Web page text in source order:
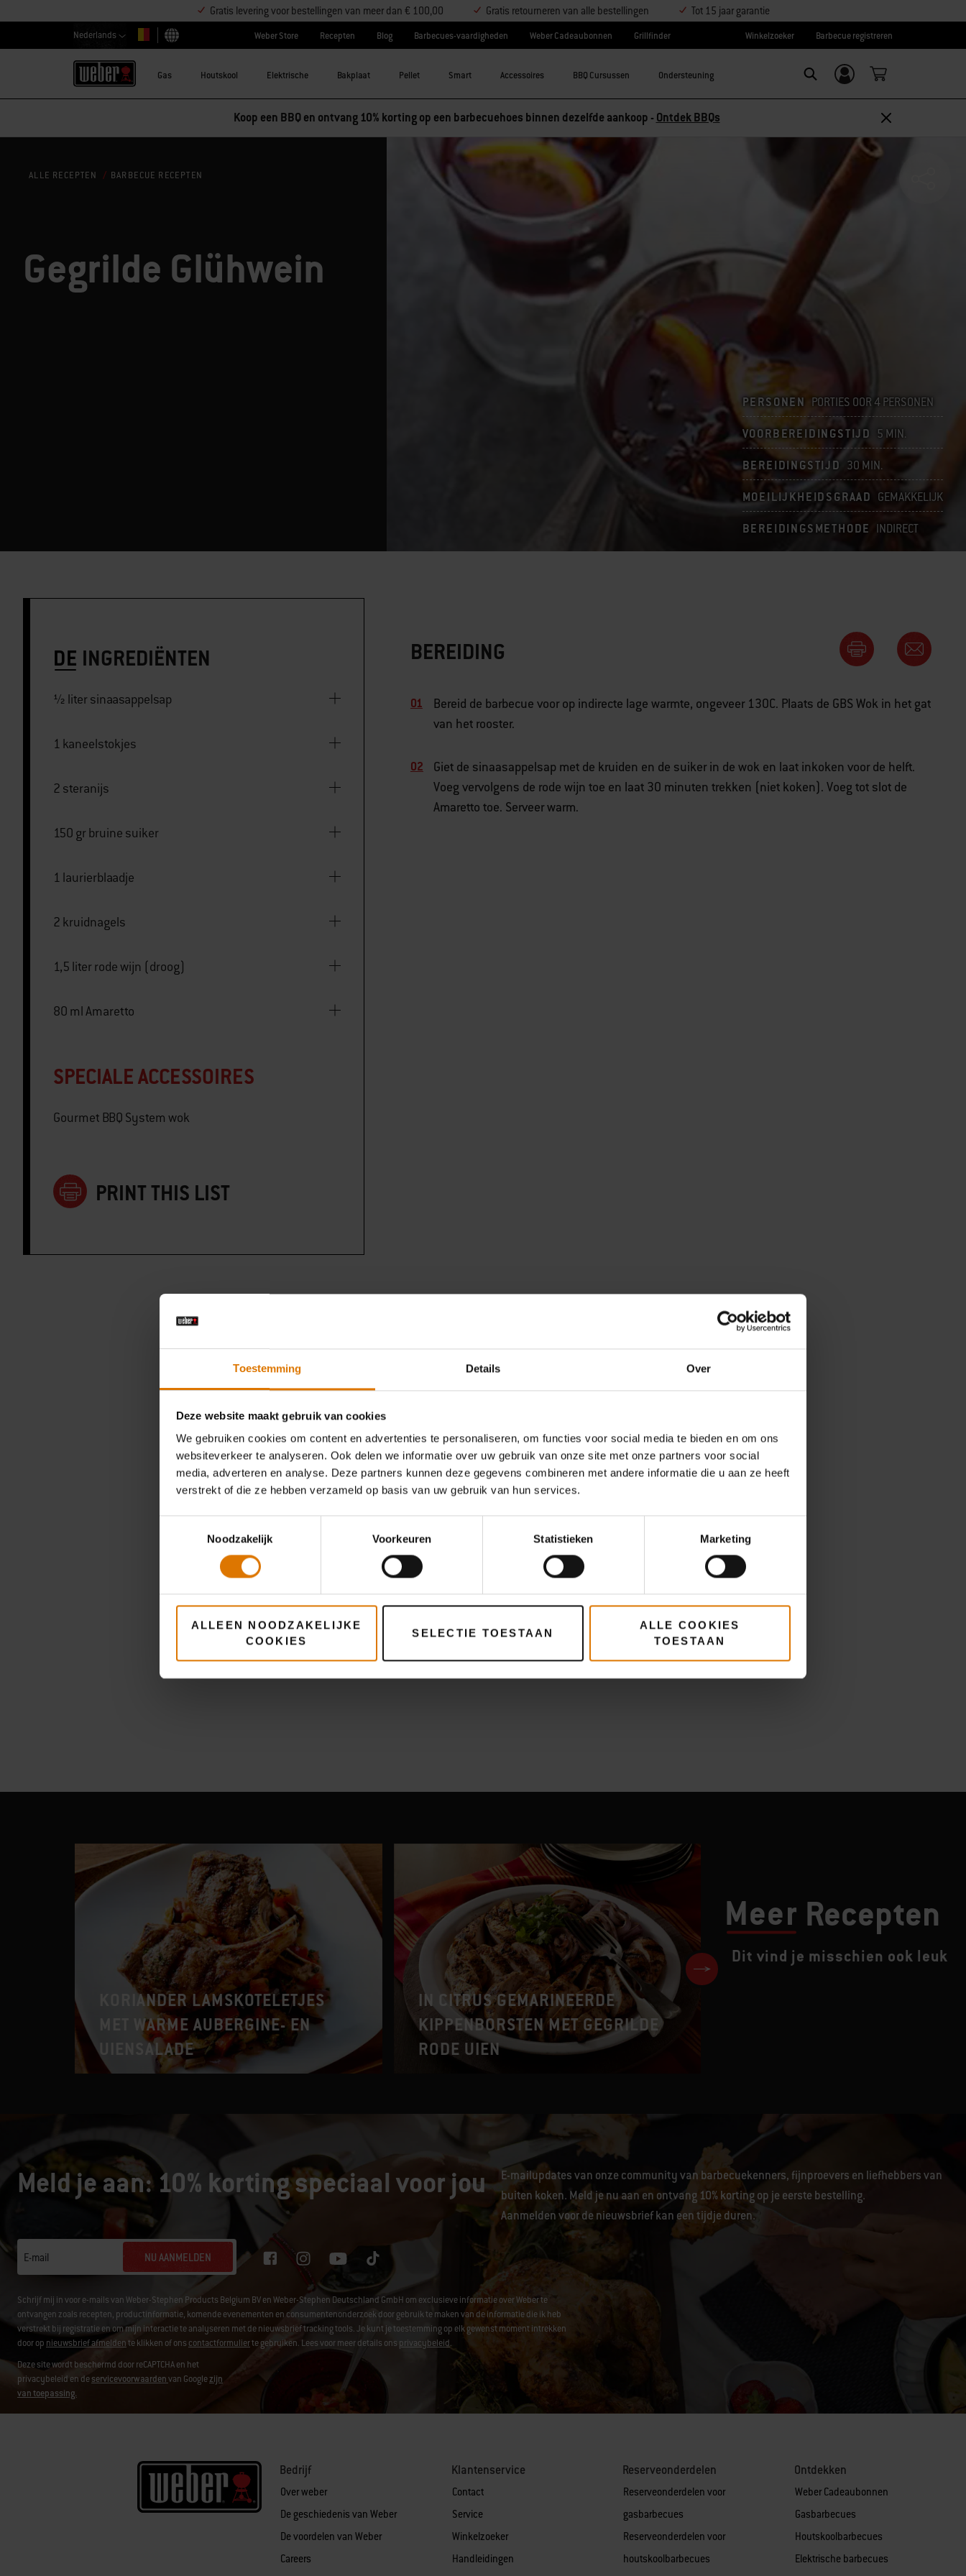
Toestemming Details Over
Deze website maakt gebruik van cookies
We gebruiken cookies om content en advertenties te personaliseren, om functies voor social media te bieden en om ons
websiteverkeer te analyseren. Ook delen we informatie over uw gebruik van onze site met onze partners voor social
media, adverteren en analyse. Deze partners kunnen deze gegevens combineren met andere informatie die u aan ze heeft
verstrekt of die ze hebben verzameld op basis van uw gebruik van hun services.
Noodzakelijk
Voorkeuren Statistieken Marketing
ALLEEN NOODZAKELIJKE
COOKIES
SELECTIE TOESTAAN
ALLE COOKIES
TOESTAAN
Gratis levering voor bestellingen van meer dan € 100,00 Gratis retourneren van alle bestellingen Tot 15 jaar garantie
Nederlands
Kies land
Weber Store Recepten Blog Barbecues-vaardigheden Weber Cadeaubonnen Grillfinder Winkelzoeker Barbecue registreren
Gas Houtskool Elektrische Bakplaat Pellet Smart Accessoires BBQ Cursussen Ondersteuning
Inloggen/
aanmelden
Korting op accessoires – Koop 2 accessoires en ontvang 5% korting, of koop 3 accessoires en ontvang 10% korting –Ontdek accessoires
ALLE RECEPTEN BARBECUE RECEPTEN
Gegrilde Glühwein
PERSONEN PORTIES OOR 4 PERSONEN
VOORBEREIDINGSTIJD 5 MIN.
BEREIDINGSTIJD 30 MIN.
MOEILIJKHEIDSGRAAD GEMAKKELIJK
BEREIDINGSMETHODE INDIRECT
DE INGREDIËNTEN
½ liter sinaasappelsap
1 kaneelstokjes
2 steranijs
150 gr bruine suiker
1 laurierblaadje
2 kruidnagels
1,5 liter rode wijn (droog)
80 ml Amaretto
SPECIALE ACCESSOIRES
Gourmet BBQ System wok
PRINT THIS LIST
BEREIDING
Bereid de barbecue voor op indirecte lage warmte, ongeveer 130C. Plaats de GBS Wok in het gat
van het rooster.
Giet de sinaasappelsap met de kruiden en de suiker in de wok en laat inkoken voor de helft.
Voeg vervolgens de rode wijn toe en laat 30 minuten trekken (niet koken). Voeg tot slot de
Amaretto toe. Serveer warm.
Aanbevolen accessoires
Meer Recepten
Dit vind je misschien ook leuk
KORIANDER LAMSKOTELETJES
MET WARME AUBERGINE- EN
UIENSALADE
IN CITRUS GEMARINEERDE
KIPPENBORSTEN MET GEGRILDE
RODE UIEN
Meld je aan: 10% korting speciaal voor jou
E-mailupdates van onze community van barbecuekenners, fijnproevers en liefhebbers van
buiten koken. Meld je nu aan en ontvang 10% korting op je eerste bestelling.
Aanmelden voor de nieuwsbrief kan een tijdje duren.
E-mail NU AANMELDEN
Schrijf mij in voor e-mails van Weber-Stephen Products Belgium BV en Weber-Stephen Deutschland GmbH om exclusieve informatie over Weber te
ontvangen zoals recepten, productinformatie, komende evenementen en consumentenonderzoek door gebruik te maken van de informatie die ik heb
verstrekt bij registratie en om mijn interactie te analyseren met de nieuwsbrief tracking tools. Je kunt je toestemming op elk gewenst moment intrekken
door op nieuwsbrief afmeldente klikken of ons contactformulierte gebruiken. Lees voor meer details ons privacybeleid.
Deze site wordt beschermd door reCAPTCHA en het
privacybeleid en deservicevoorwaardenvan Googlezijn
van toepassing.
Bedrijf
Over weber
De geschiedenis van Weber
De voordelen van Weber
Careers
Klantenservice
Contact
Service
Winkelzoeker
Handleidingen
Reserveonderdelen
Reserveonderdelen voor
gasbarbecues
Reserveonderdelen voor
houtskoolbarbecues
Ontdekken
Weber Cadeaubonnen
Gasbarbecues
Houtskoolbarbecues
Elektrische barbecues